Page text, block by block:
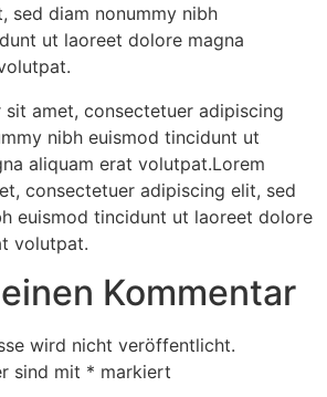
sed diam nonummy nibh
ut laoreet dolore magna
amet, consectetuer adipiscing
nibh euismod tincidunt ut
aliquam erat volutpat.Lorem
consectetuer adipiscing elit, sed
euismod tincidunt ut laoreet dolore
volutpat.
Kommentar
wird nicht veröffentlicht.
sind mit * markiert